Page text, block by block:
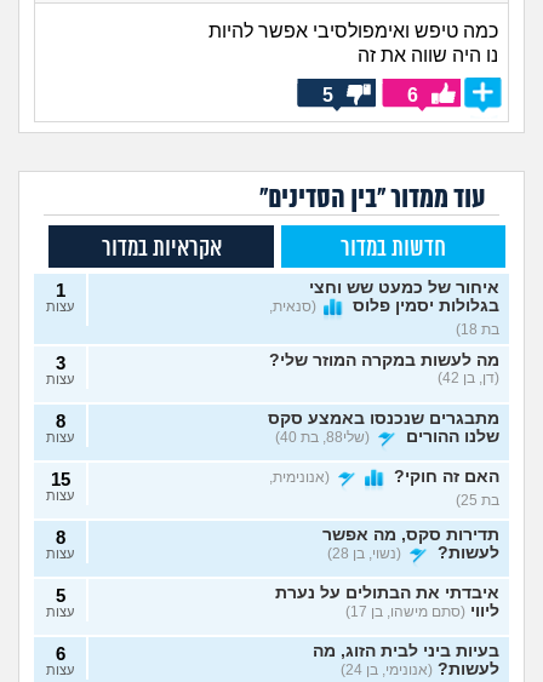
כמה טיפש ואימפולסיבי אפשר להיות
נו היה שווה את זה
6
5
עוד ממדור "בין הסדינים"
חדשות במדור אקראיות במדור
איחור של כמעט שש וחצי
בגלולות יסמין פלוס
(סנאית,
בת 18)
1
עצות
מה לעשות במקרה המוזר שלי?
(דן, בן 42)
3
עצות
מתבגרים שנכנסו באמצע סקס
שלנו ההורים
(שלי88, בת 40)
8
עצות
האם זה חוקי?
(אנונימית,
בת 25)
15
עצות
תדירות סקס, מה אפשר
לעשות?
(נשוי, בן 28)
8
עצות
איבדתי את הבתולים על נערת
ליווי (סתם מישהו, בן 17)
5
עצות
בעיות ביני לבית הזוג, מה
לעשות? (אנונימי, בן 24)
6
עצות